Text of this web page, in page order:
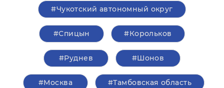
#Чукотский автономный округ
#Спицын #Корольков
#Руднев #Шонов
#Москва #Тамбовская область